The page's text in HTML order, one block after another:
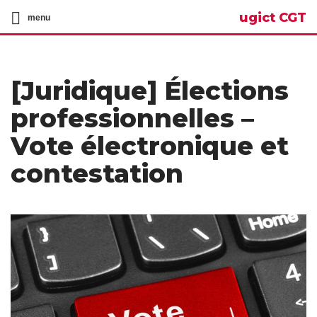
menu ugict CGT
[Juridique] Élections
professionnelles –
Vote électronique et
contestation